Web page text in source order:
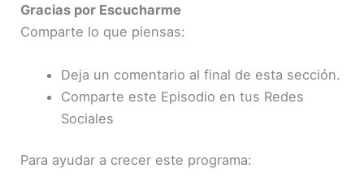
Gracias por Escucharme
Comparte lo que piensas:
Deja un comentario al final de esta sección.
Comparte este Episodio en tus Redes
Sociales
Para ayudar a crecer este programa: